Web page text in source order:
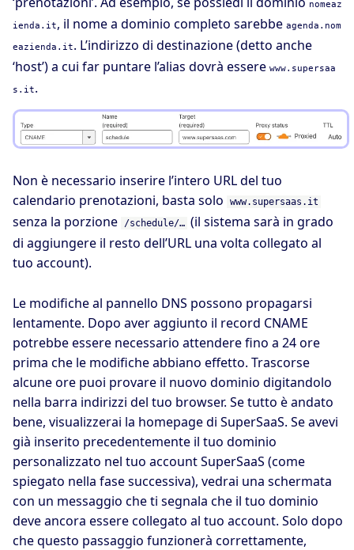
nomeaz
ienda.it, il nome a dominio completo sarebbe agenda.nom
eazienda.it. L’indirizzo di destinazione (detto anche
‘host’) a cui far puntare l’alias dovrà essere www.supersaa
s.it.
Non è necessario inserire l’intero URL del tuo
calendario prenotazioni, basta solo
www.supersaas.it
senza la porzione /schedule/… (il sistema sarà in grado
di aggiungere il resto dell’URL una volta collegato al
tuo account).
Le modifiche al pannello DNS possono propagarsi
lentamente. Dopo aver aggiunto il record CNAME
potrebbe essere necessario attendere fino a 24 ore
prima che le modifiche abbiano effetto. Trascorse
alcune ore puoi provare il nuovo dominio digitandolo
nella barra indirizzi del tuo browser. Se tutto è andato
bene, visualizzerai la homepage di SuperSaaS. Se avevi
già inserito precedentemente il tuo dominio
personalizzato nel tuo account SuperSaaS (come
spiegato nella fase successiva), vedrai una schermata
con un messaggio che ti segnala che il tuo dominio
deve ancora essere collegato al tuo account. Solo dopo
che questo passaggio funzionerà correttamente,